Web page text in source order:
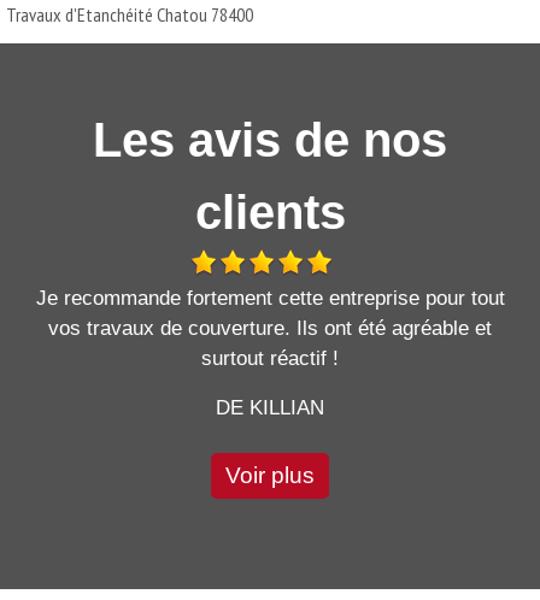
Travaux d'Etanchéité Chatou 78400
Les avis de nos
clients
Je recommande fortement cette entreprise pour tout
vos travaux de couverture. Ils ont été agréable et
surtout réactif !
DE KILLIAN
Voir plus